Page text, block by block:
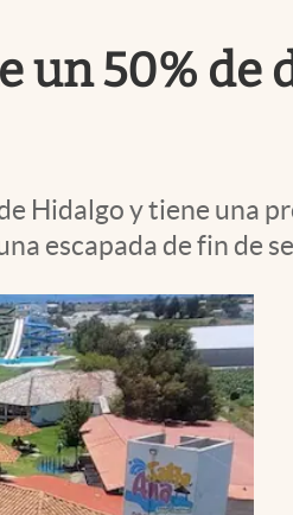
un 50% de
Hidalgo y tiene una
escapada de fin de